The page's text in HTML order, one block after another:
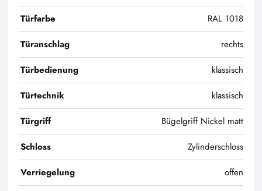
Türfarbe
RAL 1018
Türanschlag
rechts
Türbedienung
klassisch
Türtechnik
klassisch
Türgriff
Bügelgriff Nickel matt
Schloss
Zylinderschloss
Verriegelung
offen